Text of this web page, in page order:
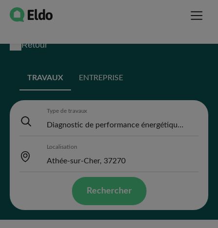
Retour
TRAVAUX ENTREPRISE
Type de travaux
Localisation
Rechercher